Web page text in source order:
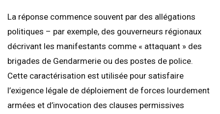
La réponse commence souvent par des allégations
politiques – par exemple, des gouverneurs régionaux
décrivant les manifestants comme « attaquant » des
brigades de Gendarmerie ou des postes de police.
Cette caractérisation est utilisée pour satisfaire
l’exigence légale de déploiement de forces lourdement
armées et d’invocation des clauses permissives